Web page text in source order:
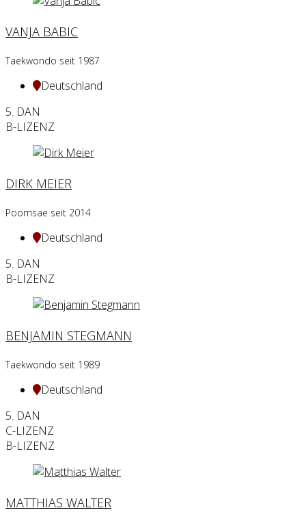
VANJA BABIC
Taekwondo seit 1987
Deutschland
5. DAN
B-LIZENZ
DIRK MEIER
Poomsae seit 2014
Deutschland
5. DAN
B-LIZENZ
BENJAMIN STEGMANN
Taekwondo seit 1989
Deutschland
5. DAN
C-LIZENZ
B-LIZENZ
MATTHIAS WALTER